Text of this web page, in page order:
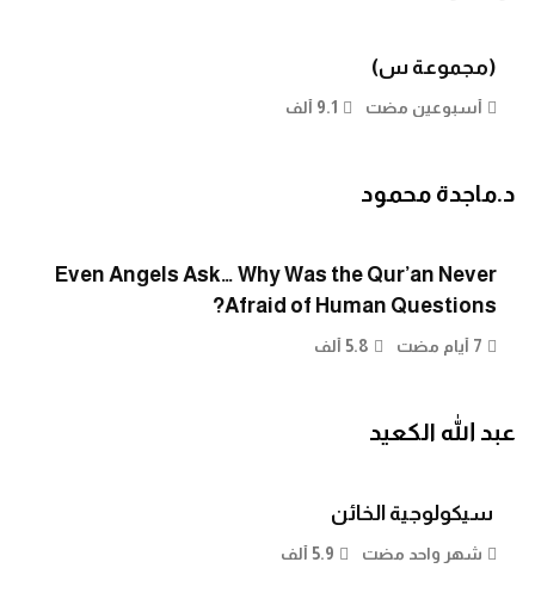
(مجموعة س)
أسبوعين مضت 9.1 ألف
د.ماجدة محمود
Even Angels Ask… Why Was the Qur’an Never
Afraid of Human Questions?
7 أيام مضت 5.8 ألف
عبد الله الكعيد
سيكولوجية الخائن
شهر واحد مضت 5.9 ألف